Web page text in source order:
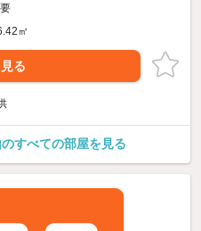
㎡
る
すべての部屋を見る